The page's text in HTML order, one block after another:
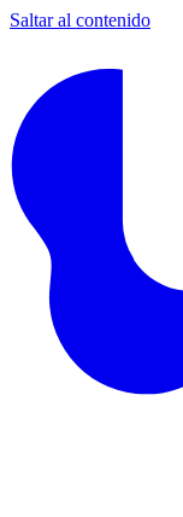
Saltar al contenido